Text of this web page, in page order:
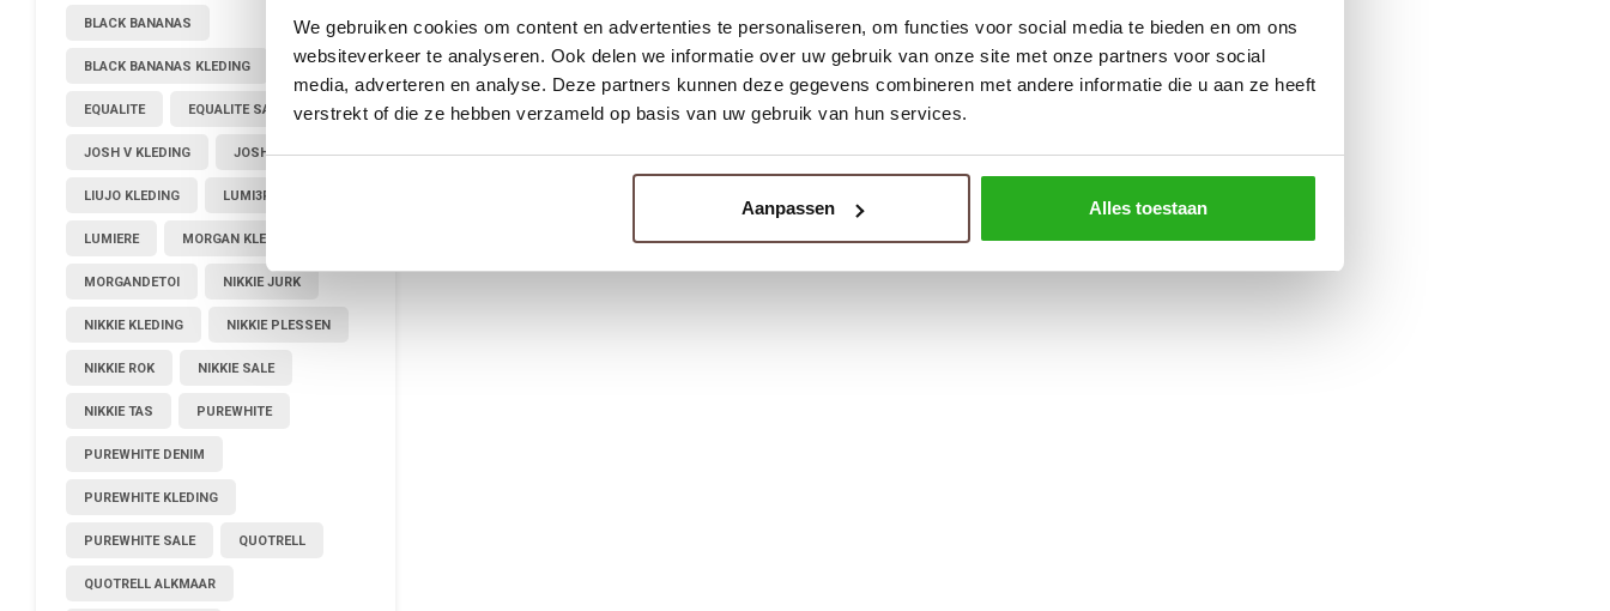
We gebruiken cookies om content en advertenties te personaliseren, om functies voor social media te bieden en om ons
websiteverkeer te analyseren. Ook delen we informatie over uw gebruik van onze site met onze partners voor social
media, adverteren en analyse. Deze partners kunnen deze gegevens combineren met andere informatie die u aan ze heeft
verstrekt of die ze hebben verzameld op basis van uw gebruik van hun services.
Aanpassen Alles toestaan
BLACK BANANAS
BLACK BANANAS KLEDING
EQUALITE EQUALITE SALE
JOSH V KLEDING JOSHV KLEDING
LIUJO KLEDING LUMI3RE
LUMIERE MORGAN KLEDING
MORGANDETOI NIKKIE JURK
NIKKIE KLEDING NIKKIE PLESSEN
NIKKIE ROK NIKKIE SALE
NIKKIE TAS PUREWHITE
PUREWHITE DENIM
PUREWHITE KLEDING
PUREWHITE SALE QUOTRELL
QUOTRELL ALKMAAR